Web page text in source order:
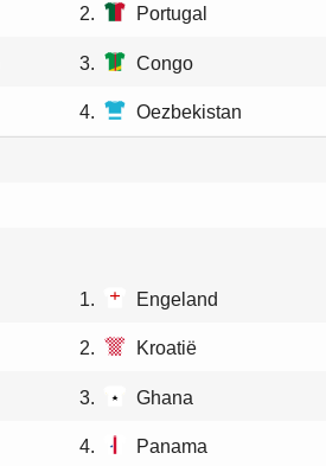
2. Portugal
3. Congo
4. Oezbekistan
1. Engeland
2. Kroatië
3. Ghana
4. Panama